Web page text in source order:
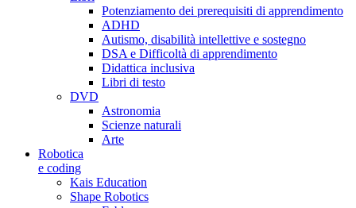
Potenziamento dei prerequisiti di apprendimento
ADHD
Autismo, disabilità intellettive e sostegno
DSA e Difficoltà di apprendimento
Didattica inclusiva
Libri di testo
DVD
Astronomia
Scienze naturali
Arte
Robotica
e coding
Kais Education
Shape Robotics